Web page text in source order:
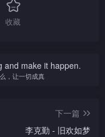
收藏
and make it happen.
，让一切成真
下一篇
李克勤 - 旧欢如梦